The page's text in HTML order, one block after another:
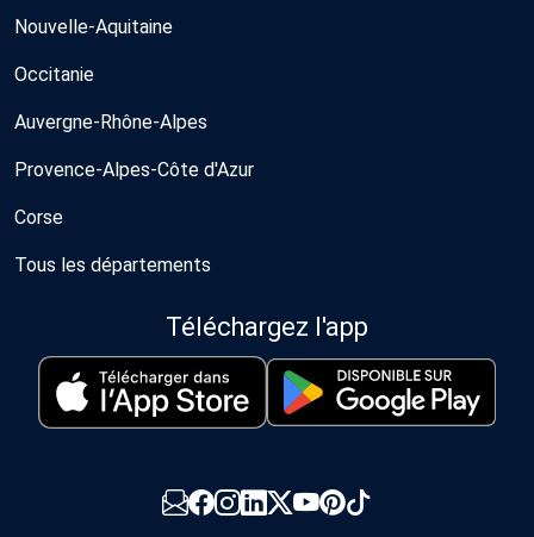
Nouvelle-Aquitaine
Occitanie
Auvergne-Rhône-Alpes
Provence-Alpes-Côte d'Azur
Corse
Tous les départements
Téléchargez l'app